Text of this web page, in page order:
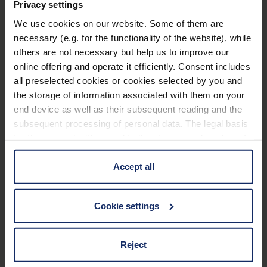
Privacy settings
We use cookies on our website. Some of them are
necessary (e.g. for the functionality of the website), while
others are not necessary but help us to improve our
online offering and operate it efficiently. Consent includes
all preselected cookies or cookies selected by you and
the storage of information associated with them on your
end device as well as their subsequent reading and the
subsequent processing of personal data. The legal basis
information is Art. 25 para. 1 TDDDG and with regard to
the processing of personal data Art. 6 para. 1 lit. a
GDPR. We also use cookies from third-party providers.
cases, the consent in these cases the transfer of data to
third countries, in particular to the U.S.A.
Accept all
Cookie settings
Reject
Blutgefäßleckagen, wie
berichtet. Bevor klinische Tests am Menschen
durchgeführt werden können, steht jedoch noch die
behördliche Genehmigung aus.
Trend: Digitale
Preisschilder in der
Augenoptik statt
Papieretiketten
Digitale Preisschilder (Electronic Shelf Labels)